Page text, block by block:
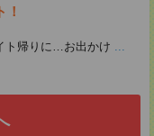
ト帰りに…お出かけ ...